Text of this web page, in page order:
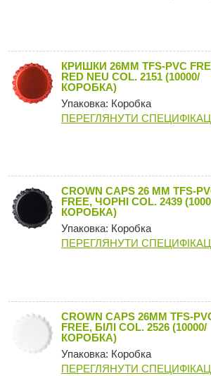
КРИШКИ 26MM TFS-PVC
RED NEU COL. 2151 (10000/
КОРОБКА)
Упаковка: Коробка
ПЕРЕГЛЯНУТИ
CROWN CAPS 26 MM TFS-
FREE, ЧОРНІ COL. 2439
КОРОБКА)
Упаковка: Коробка
ПЕРЕГЛЯНУТИ
CROWN CAPS 26MM TFS-
FREE, БІЛІ COL. 2526 (10000/
КОРОБКА)
Упаковка: Коробка
ПЕРЕГЛЯНУТИ